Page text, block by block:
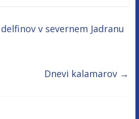
v severnem Jadranu
Dnevi kalamarov →